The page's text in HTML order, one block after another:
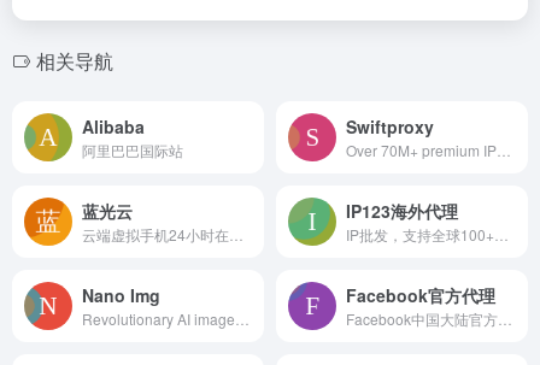
相关导航
Alibaba
阿里巴巴国际站
Swiftproxy
蓝光云 IP123海外代理
Nano Img Facebook官方代理